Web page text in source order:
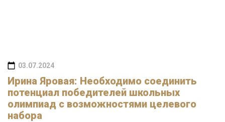
03.07.2024
Ирина Яровая: Необходимо соединить
потенциал победителей школьных
олимпиад с возможностями целевого
набора